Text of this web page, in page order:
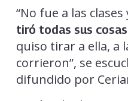
“No fue a las
tiró todas sus
quiso tirar a ella, a
corrieron”, se
difundido por